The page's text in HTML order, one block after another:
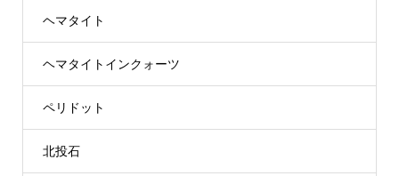
ヘマタイト
ヘマタイトインクォーツ
ペリドット
北投石